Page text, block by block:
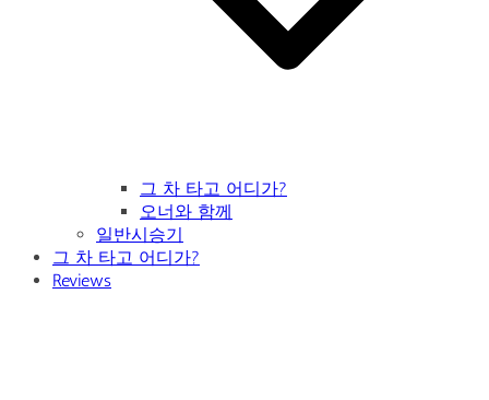
그 차 타고 어디가?
오너와 함께
일반시승기
그 차 타고 어디가?
Reviews